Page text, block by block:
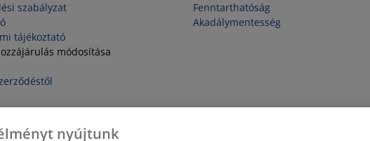
szabályzat
tájékoztató
módosítása
Fenntarthatóság
Akadálymentesség
nyújtunk